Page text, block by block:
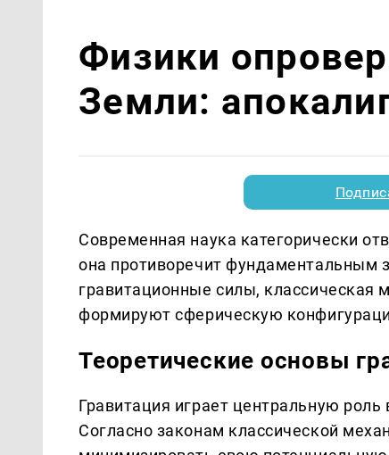
Физики
Земли:
Современная наука категорически
она противоречит фундаментальным
гравитационные силы, классическая
формируют сферическую
Теоретические основы
Гравитация играет центральную
Согласно законам классической